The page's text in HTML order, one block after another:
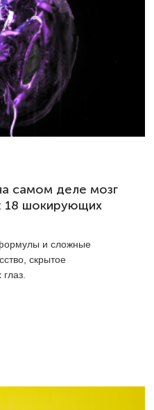
самом деле мозг
18 шокирующих
и сложные
скрытое